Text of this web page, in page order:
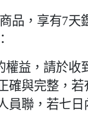
品，享有7天
權益，請於收
確與完整，
員聯，若七日